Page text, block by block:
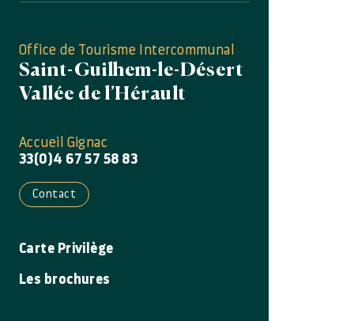
Office de Tourisme Intercommunal
Saint-Guilhem-le-Désert
Vallée de l’Hérault
Accueil Gignac
33(0)4 67 57 58 83
Contact
Carte Privilège
Les brochures